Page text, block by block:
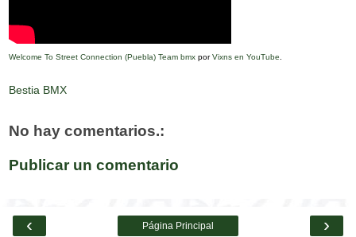
Welcome To Street Connection (Puebla) Team bmx porVixns en YouTube.
Bestia BMX
No hay comentarios.:
Publicar un comentario
‹ ›
Página Principal